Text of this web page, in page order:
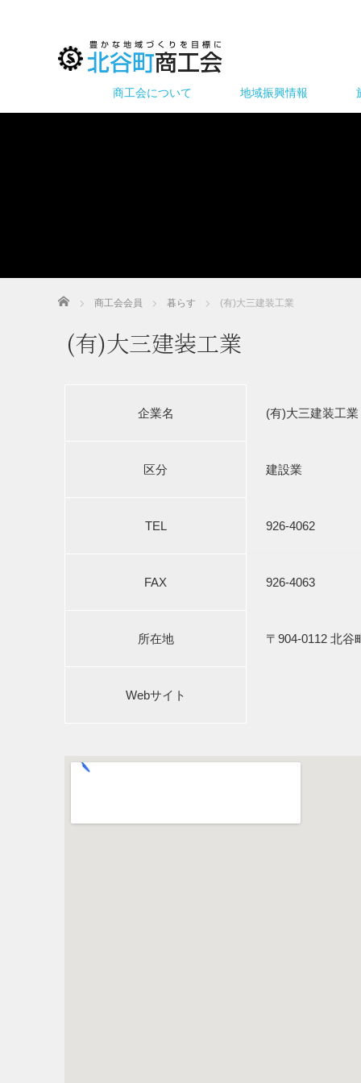
商工会について 地域振興情報
ホーム 商工会会員 暮らす (有)大三建装工業
(有)大三建装工業
企業名 (有)大三建装工業
区分 建設業
TEL 926-4062
FAX 926-4063
所在地 〒904-0112 北谷
Webサイト